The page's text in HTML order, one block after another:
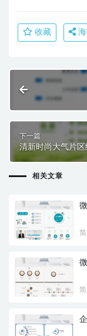
收藏 海
下一篇
清新时尚大气片
相关文章